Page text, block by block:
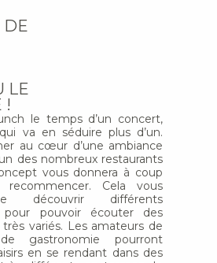
DE
LE
!
le temps d’un concert,
va en séduire plus d’un.
au cœur d’une ambiance
des nombreux restaurants
vous donnera à coup
recommencer. Cela vous
découvrir différents
pour pouvoir écouter des
variés. Les amateurs de
gastronomie pourront
en se rendant dans des